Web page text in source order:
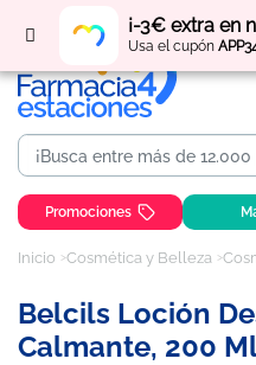
¡-3€ extra en
Usa el cupón
Regístratey
Promociones
Inicio Cosmética y Belleza
Belcils Loción
Calmante, 200